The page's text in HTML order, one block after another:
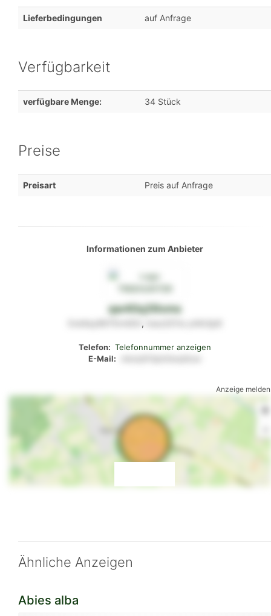
Ähnliche Anzeigen
Abies alba
Lieferbedingungen auf Anfrage
Verfügbarkeit
verfügbare Menge: 34 Stück
Preise
Preisart Preis auf Anfrage
Informationen zum Anbieter
qw40q39xms
,
Telefon: Telefonnummer anzeigen
E-Mail:
Anzeige melden
+